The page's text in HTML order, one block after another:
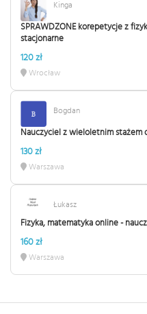
Kinga
SPRAWDZONE korepetycje z
stacjonarne
120 zł
Wrocław
Bogdan
Nauczyciel z wieloletnim stażem
130 zł
Warszawa
Łukasz
Fizyka, matematyka online -
160 zł
Warszawa